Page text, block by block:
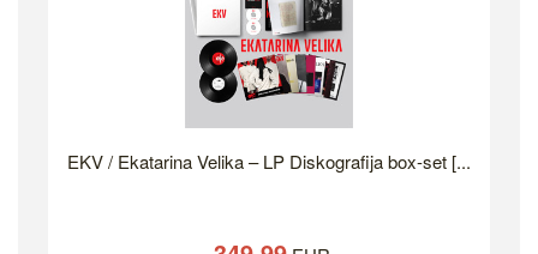
EKV / Ekatarina Velika – LP Diskografija box-set [...